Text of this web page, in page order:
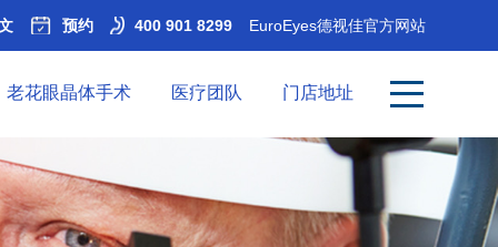
预约 400 901 8299 EuroEyes德视佳官方网站
老花眼晶体手术 医疗团队 门店地址